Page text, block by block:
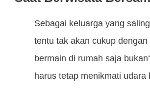
Sebagai keluarga yang
tentu tak akan cukup dengan
bermain di rumah saja
harus tetap menikmati udara